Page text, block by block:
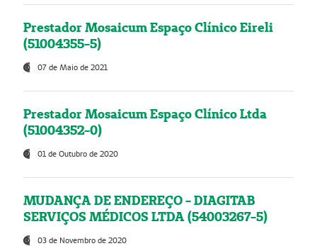
Prestador Mosaicum Espaço Clínico Eireli
(51004355-5)
07 de Maio de 2021
Prestador Mosaicum Espaço Clínico Ltda
(51004352-0)
01 de Outubro de 2020
MUDANÇA DE ENDEREÇO - DIAGITAB
SERVIÇOS MÉDICOS LTDA (54003267-5)
03 de Novembro de 2020